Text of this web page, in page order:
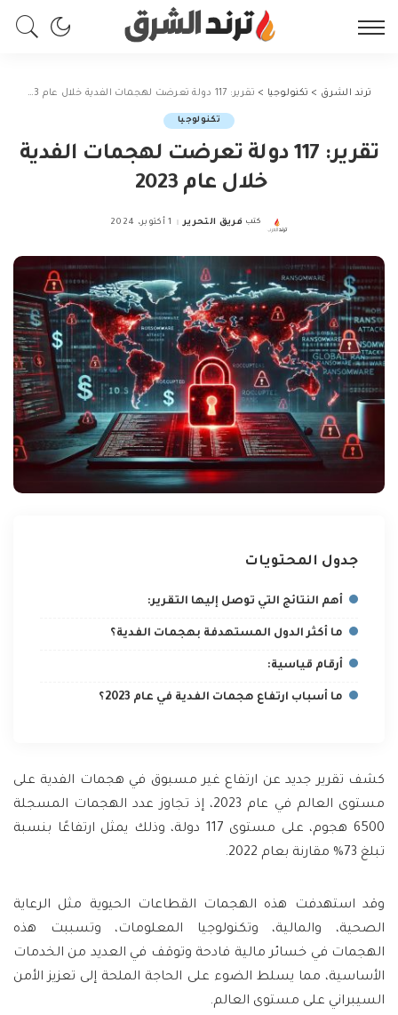
ترند الشرق > تكنولوجيا > تقرير: 117 دولة تعرضت لهجمات الفدية خلال عام 2023
تكنولوجيا
تقرير: 117 دولة تعرضت لهجمات الفدية
خلال عام 2023
Posted
كتب فريق التحرير 1 أكتوبر، 2024
جدول المحتويات
أهم النتائج التي توصل إليها التقرير:
ما أكثر الدول المستهدفة بهجمات الفدية؟
أرقام قياسية:
ما أسباب ارتفاع هجمات الفدية في عام 2023؟
كشف تقرير جديد عن ارتفاع غير مسبوق في هجمات الفدية على
مستوى العالم في عام 2023، إذ تجاوز عدد الهجمات المسجلة
6500 هجوم، على مستوى 117 دولة، وذلك يمثل ارتفاعًا بنسبة
تبلغ 73% مقارنة بعام 2022.
وقد استهدفت هذه الهجمات القطاعات الحيوية مثل الرعاية
الصحية، والمالية، وتكنولوجيا المعلومات، وتسببت هذه
الهجمات في خسائر مالية فادحة وتوقف في العديد من الخدمات
الأساسية، مما يسلط الضوء على الحاجة الملحة إلى تعزيز الأمن
السيبراني على مستوى العالم.